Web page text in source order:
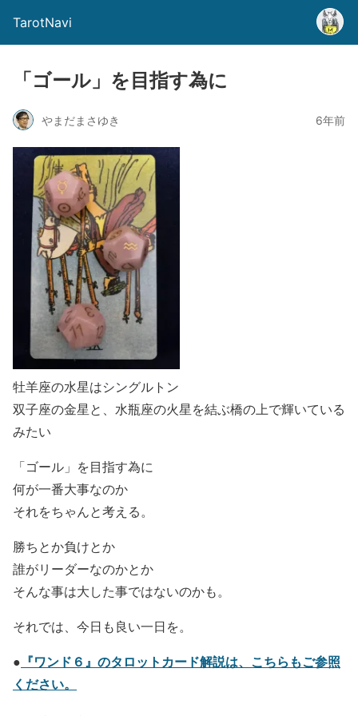
TarotNavi
「ゴール」を目指す為に
やまだまさゆき 6年前
牡羊座の水星はシングルトン
双子座の金星と、水瓶座の火星を結ぶ橋の上で輝いている
みたい
「ゴール」を目指す為に
何が一番大事なのか
それをちゃんと考える。
勝ちとか負けとか
誰がリーダーなのかとか
そんな事は大した事ではないのかも。
それでは、今日も良い一日を。
● 『ワンド６』のタロットカード解説は、こちらもご参照
ください。